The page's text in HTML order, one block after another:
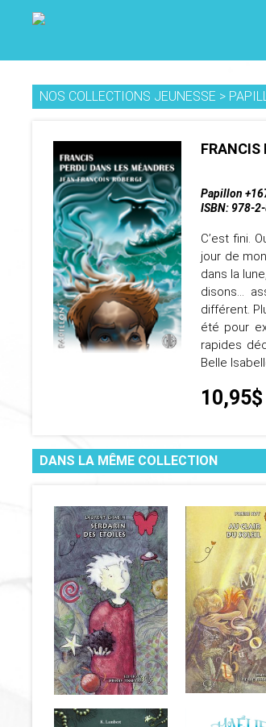
NOS COLLECTIONS JEUNESSE >
FRANCIS
Papillon
ISBN: 978-
C’est fini.
jour de
dans la
disons…
différent.
été pour
rapides
Belle
10,95$
DANS LA MÊME COLLECTION